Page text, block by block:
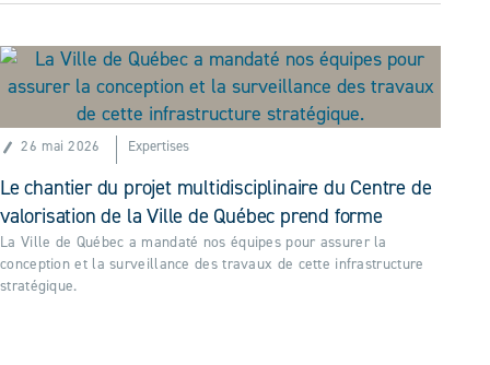
26 mai 2026 Expertises
Le chantier du projet multidisciplinaire du Centre de
valorisation de la Ville de Québec prend forme
La Ville de Québec a mandaté nos équipes pour assurer la
conception et la surveillance des travaux de cette infrastructure
stratégique.